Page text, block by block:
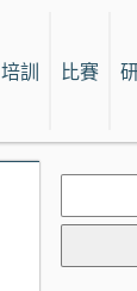
培訓 比賽
Search
for: